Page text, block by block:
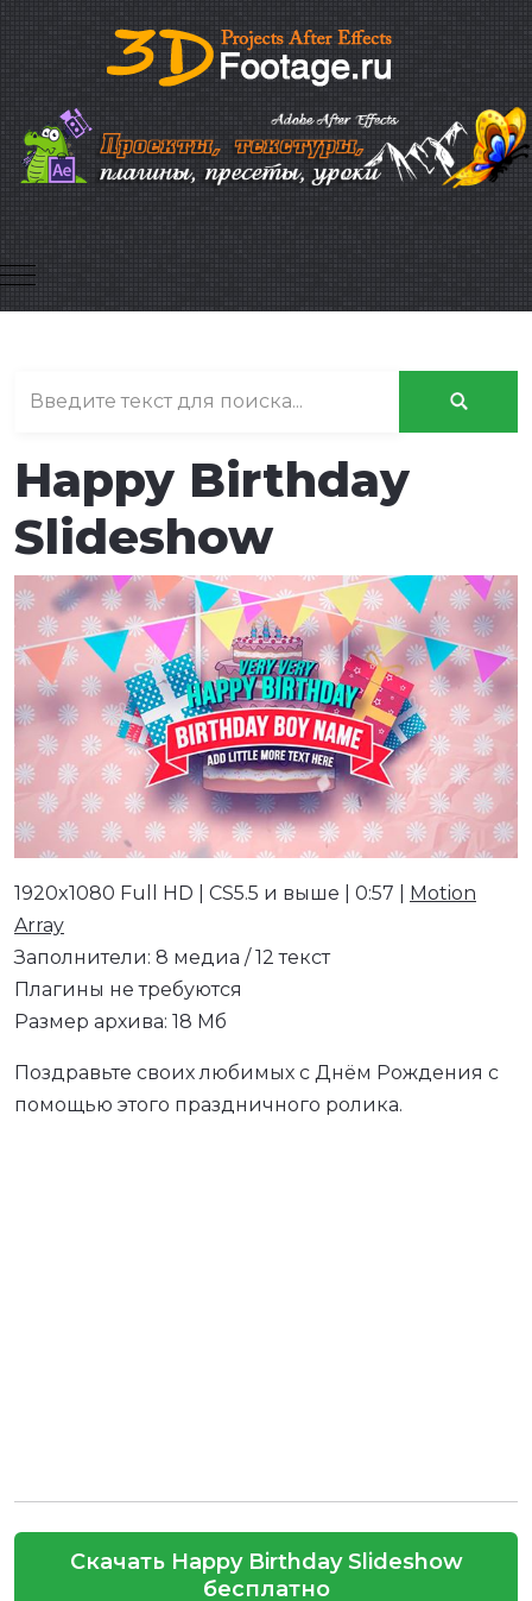
Mobile Menu Toggle
Happy Birthday
Slideshow
1920x1080 Full HD | CS5.5 и выше | 0:57 |
Motion
Array
Заполнители: 8 медиа / 12 текст
Плагины не требуются
Размер архива: 18 Мб
Поздравьте своих любимых с Днём Рождения с
помощью этого праздничного ролика.
Скачать Happy Birthday Slideshow
бесплатно